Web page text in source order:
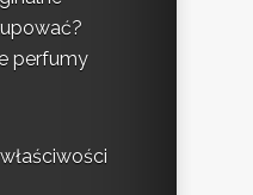
perfumy